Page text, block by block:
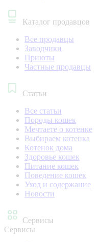
Каталог продавцов
Все продавцы
Заводчики
Приюты
Частные продавцы
Статьи
Все статьи
Породы кошек
Мечтаете о котенке
Выбираем котенка
Котенок дома
Здоровье кошек
Питание кошек
Поведение кошек
Уход и содержание
Новости
Сервисы
Сервисы